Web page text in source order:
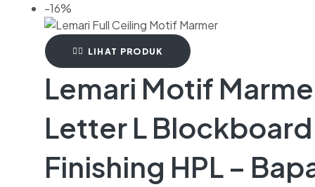
-16%
LIHAT PRODUK
Lemari Motif
Letter L Blockboard
Finishing HPL –